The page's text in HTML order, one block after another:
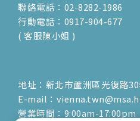
聯絡電話：02-8282-1986
行動電話：0917-904-677
( 客服陳小姐 )
地址：新北市蘆洲區光復路
E-mail：
營業時間：9:00am-17:00pm